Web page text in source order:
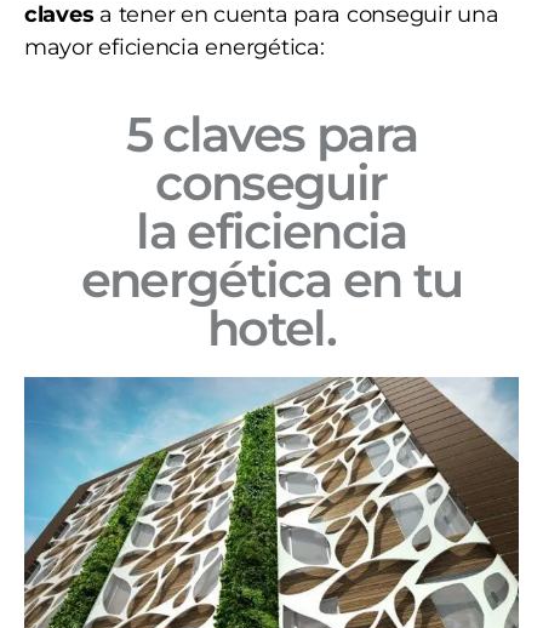
claves a tener en cuenta para conseguir una
mayor eficiencia energética:
5 claves para
conseguir
la eficiencia
energética en tu
hotel.